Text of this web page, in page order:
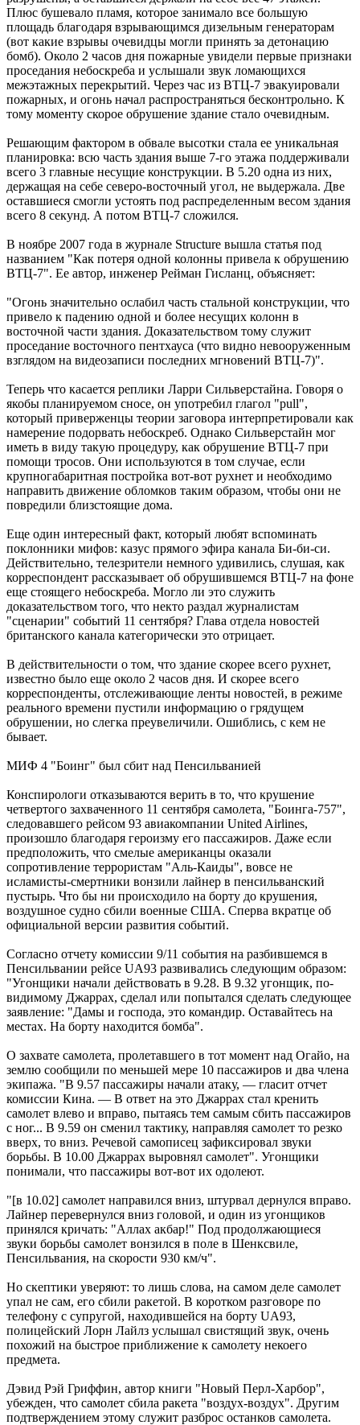
Плюс бушевало пламя, которое занимало все большую
площадь благодаря взрывающимся дизельным генераторам
(вот какие взрывы очевидцы могли принять за детонацию
бомб). Около 2 часов дня пожарные увидели первые признаки
проседания небоскреба и услышали звук ломающихся
межэтажных перекрытий. Через час из ВТЦ-7 эвакуировали
пожарных, и огонь начал распространяться бесконтрольно. К
тому моменту скорое обрушение здание стало очевидным.
Решающим фактором в обвале высотки стала ее уникальная
планировка: всю часть здания выше 7-го этажа поддерживали
всего 3 главные несущие конструкции. В 5.20 одна из них,
держащая на себе северо-восточный угол, не выдержала. Две
оставшиеся смогли устоять под распределенным весом здания
всего 8 секунд. А потом ВТЦ-7 сложился.
В ноябре 2007 года в журнале Structure вышла статья под
названием "Как потеря одной колонны привела к обрушению
ВТЦ-7". Ее автор, инженер Рейман Гисланц, объясняет:
"Огонь значительно ослабил часть стальной конструкции, что
привело к падению одной и более несущих колонн в
восточной части здания. Доказательством тому служит
проседание восточного пентхауса (что видно невооруженным
взглядом на видеозаписи последних мгновений ВТЦ-7)".
Теперь что касается реплики Ларри Сильверстайна. Говоря о
якобы планируемом сносе, он употребил глагол "pull",
который приверженцы теории заговора интерпретировали как
намерение подорвать небоскреб. Однако Сильверстайн мог
иметь в виду такую процедуру, как обрушение ВТЦ-7 при
помощи тросов. Они используются в том случае, если
крупногабаритная постройка вот-вот рухнет и необходимо
направить движение обломков таким образом, чтобы они не
повредили близстоящие дома.
Еще один интересный факт, который любят вспоминать
поклонники мифов: казус прямого эфира канала Би-би-си.
Действительно, телезрители немного удивились, слушая, как
корреспондент рассказывает об обрушившемся ВТЦ-7 на фоне
еще стоящего небоскреба. Могло ли это служить
доказательством того, что некто раздал журналистам
"сценарии" событий 11 сентября? Глава отдела новостей
британского канала категорически это отрицает.
В действительности о том, что здание скорее всего рухнет,
известно было еще около 2 часов дня. И скорее всего
корреспонденты, отслеживающие ленты новостей, в режиме
реального времени пустили информацию о грядущем
обрушении, но слегка преувеличили. Ошиблись, с кем не
бывает.
МИФ 4 "Боинг" был сбит над Пенсильванией
Конспирологи отказываются верить в то, что крушение
четвертого захваченного 11 сентября самолета, "Боинга-757",
следовавшего рейсом 93 авиакомпании United Airlines,
произошло благодаря героизму его пассажиров. Даже если
предположить, что смелые американцы оказали
сопротивление террористам "Аль-Каиды", вовсе не
исламисты-смертники вонзили лайнер в пенсильванский
пустырь. Что бы ни происходило на борту до крушения,
воздушное судно сбили военные США. Сперва вкратце об
официальной версии развития событий.
Согласно отчету комиссии 9/11 события на разбившемся в
Пенсильвании рейсе UA93 развивались следующим образом:
"Угонщики начали действовать в 9.28. В 9.32 угонщик, по-
видимому Джаррах, сделал или попытался сделать следующее
заявление: "Дамы и господа, это командир. Оставайтесь на
местах. На борту находится бомба".
О захвате самолета, пролетавшего в тот момент над Огайо, на
землю сообщили по меньшей мере 10 пассажиров и два члена
экипажа. "В 9.57 пассажиры начали атаку, — гласит отчет
комиссии Кина. — В ответ на это Джаррах стал кренить
самолет влево и вправо, пытаясь тем самым сбить пассажиров
с ног... В 9.59 он сменил тактику, направляя самолет то резко
вверх, то вниз. Речевой самописец зафиксировал звуки
борьбы. В 10.00 Джаррах выровнял самолет". Угонщики
понимали, что пассажиры вот-вот их одолеют.
"[в 10.02] самолет направился вниз, штурвал дернулся вправо.
Лайнер перевернулся вниз головой, и один из угонщиков
принялся кричать: "Аллах акбар!" Под продолжающиеся
звуки борьбы самолет вонзился в поле в Шенксвиле,
Пенсильвания, на скорости 930 км/ч".
Но скептики уверяют: то лишь слова, на самом деле самолет
упал не сам, его сбили ракетой. В коротком разговоре по
телефону с супругой, находившейся на борту UA93,
полицейский Лорн Лайлз услышал свистящий звук, очень
похожий на быстрое приближение к самолету некоего
предмета.
Дэвид Рэй Гриффин, автор книги "Новый Перл-Харбор",
убежден, что самолет сбила ракета "воздух-воздух". Другим
подтверждением этому служит разброс останков самолета.